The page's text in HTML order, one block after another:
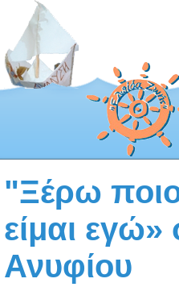
"Ξέρω
είμαι εγώ»
Ανυφίου